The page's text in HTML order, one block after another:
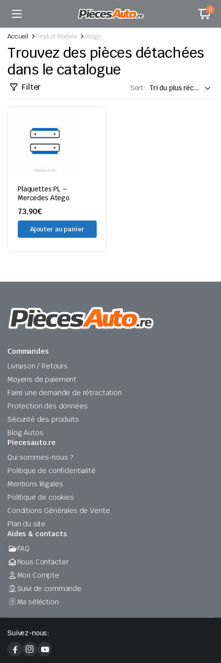
0
Accueil Produit Modele Atego
Trouvez des pièces détachées
dans le catalogue
Filter Sort:
Plaquettes PL –
Mercedes Atego
73,90€
Ajouter au panier
Commandes
Livraison / Retours
Moyens de paiement
Faire une demande de rétractation
Protection des données
Sécurité des produits
Blog Autos
Piecesauto.re
Qui sommes-nous ?
Politique de confidentialité
Mentions légales
Politique de cookies
Conditions Générales de Vente
Plan du site
Aides & contacts
FAQ
Nous Contacter
Mon Compte
Suivi de commande
Ma séléction
Suivez-nous: